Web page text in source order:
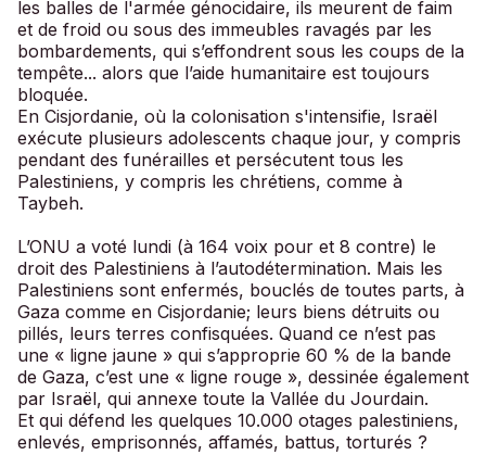
les balles de l'armée génocidaire, ils meurent de faim
et de froid ou sous des immeubles ravagés par les
bombardements, qui s’effondrent sous les coups de la
tempête... alors que l’aide humanitaire est toujours
bloquée.
En Cisjordanie, où la colonisation s'intensifie, Israël
exécute plusieurs adolescents chaque jour, y compris
pendant des funérailles et persécutent tous les
Palestiniens, y compris les chrétiens, comme à
Taybeh.
L’ONU a voté lundi (à 164 voix pour et 8 contre) le
droit des Palestiniens à l’autodétermination. Mais les
Palestiniens sont enfermés, bouclés de toutes parts, à
Gaza comme en Cisjordanie; leurs biens détruits ou
pillés, leurs terres confisquées. Quand ce n’est pas
une « ligne jaune » qui s’approprie 60 % de la bande
de Gaza, c’est une « ligne rouge », dessinée également
par Israël, qui annexe toute la Vallée du Jourdain.
Et qui défend les quelques 10.000 otages palestiniens,
enlevés, emprisonnés, affamés, battus, torturés ?